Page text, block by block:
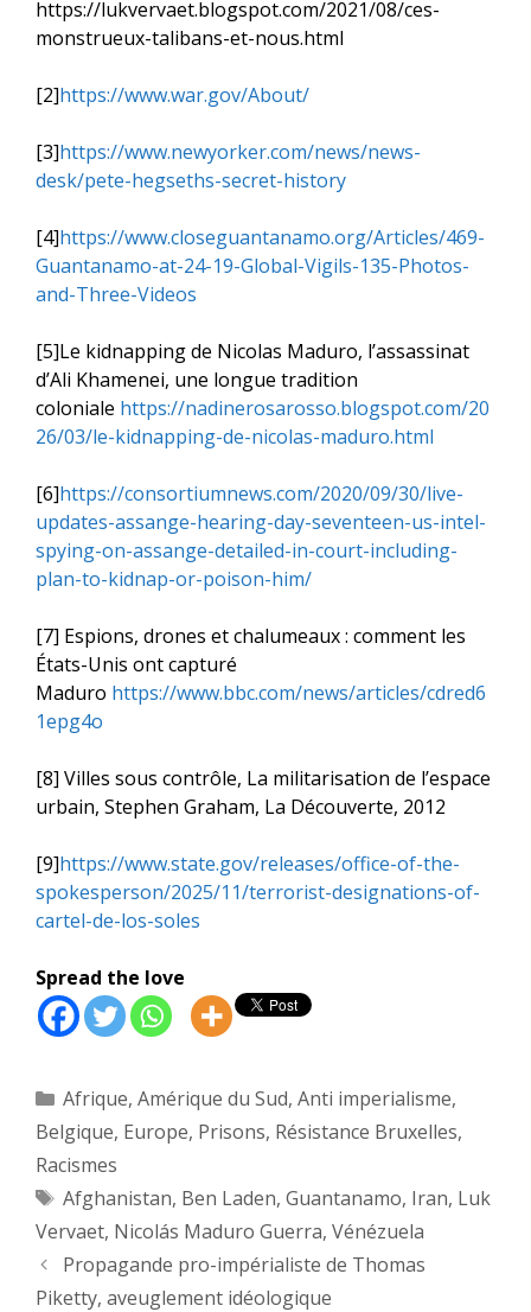
https://lukvervaet.blogspot.com/2021/08/ces-
monstrueux-talibans-et-nous.html
[2]https://www.war.gov/About/
[3]https://www.newyorker.com/news/news-
desk/pete-hegseths-secret-history
[4]https://www.closeguantanamo.org/Articles/469-
Guantanamo-at-24-19-Global-Vigils-135-Photos-
and-Three-Videos
[5]Le kidnapping de Nicolas Maduro, l’assassinat
d’Ali Khamenei, une longue tradition
coloniale https://nadinerosarosso.blogspot.com/20
26/03/le-kidnapping-de-nicolas-maduro.html
[6]https://consortiumnews.com/2020/09/30/live-
updates-assange-hearing-day-seventeen-us-intel-
spying-on-assange-detailed-in-court-including-
plan-to-kidnap-or-poison-him/
[7] Espions, drones et chalumeaux : comment les
États-Unis ont capturé
Maduro https://www.bbc.com/news/articles/cdred6
1epg4o
[8] Villes sous contrôle, La militarisation de l’espace
urbain, Stephen Graham, La Découverte, 2012
[9]https://www.state.gov/releases/office-of-the-
spokesperson/2025/11/terrorist-designations-of-
cartel-de-los-soles
Spread the love
Catégories
Afrique, Amérique du Sud, Anti imperialisme,
Belgique, Europe, Prisons, Résistance Bruxelles,
Racismes
Étiquettes
Afghanistan, Ben Laden, Guantanamo, Iran, Luk
Vervaet, Nicolás Maduro Guerra, Vénézuela
Propagande pro-impérialiste de Thomas
Piketty, aveuglement idéologique